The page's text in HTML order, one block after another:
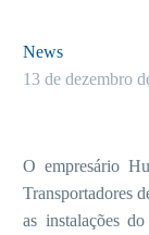
News
13 de dezembro
O empresário
Transportadores
as instalações